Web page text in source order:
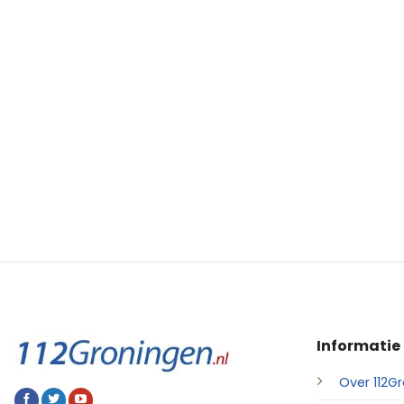
Informatie
Over